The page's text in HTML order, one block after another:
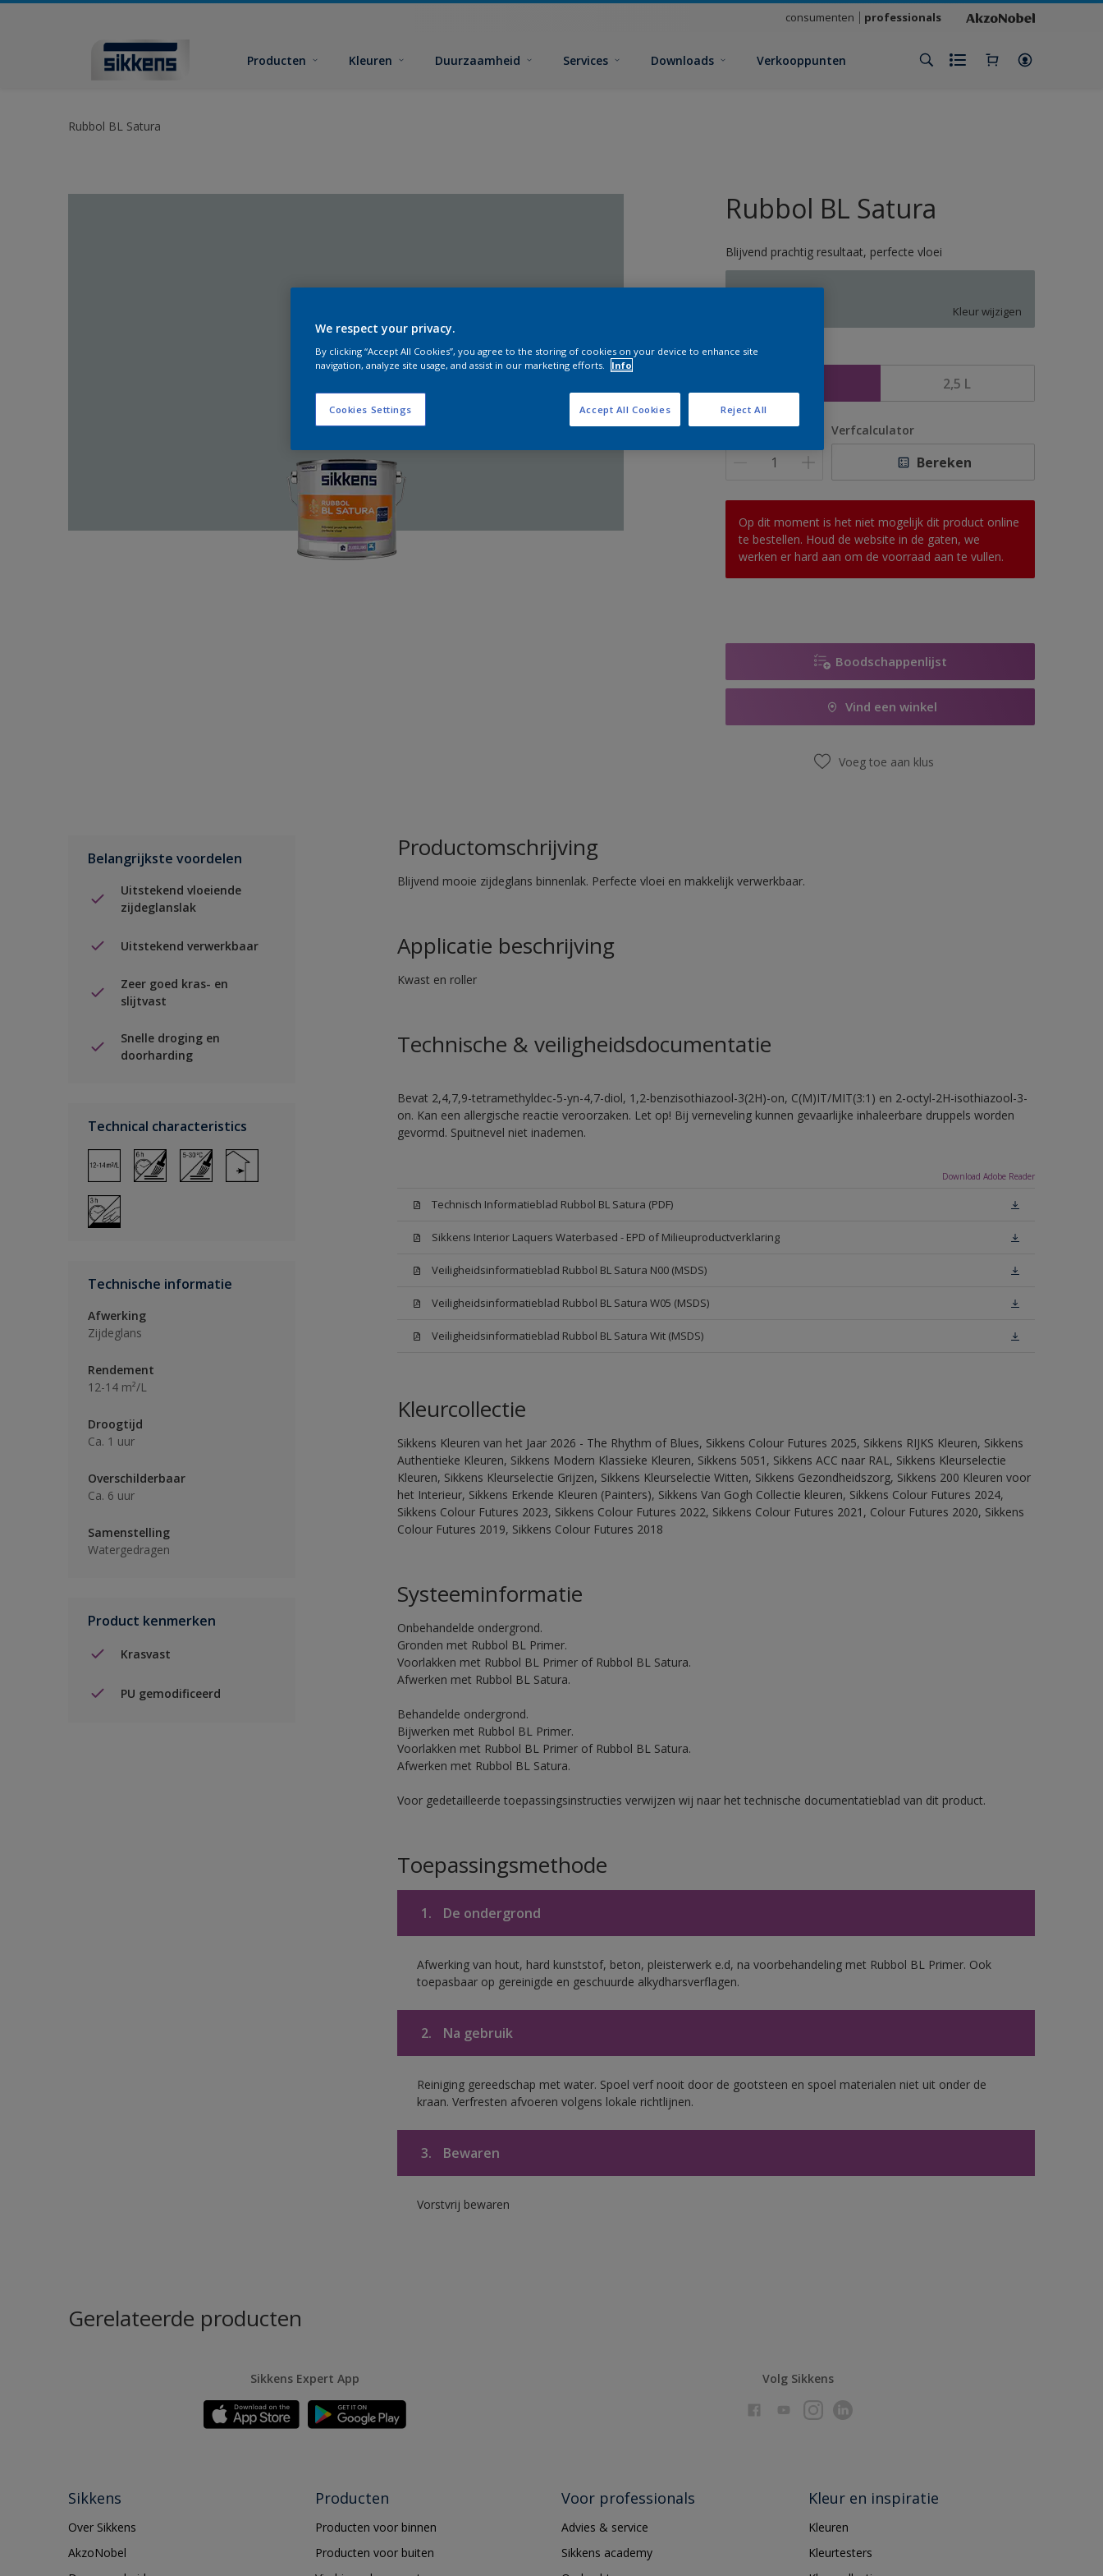
consumenten professionals
Producten Kleuren Duurzaamheid Services Downloads Verkooppunten
Rubbol BL Satura
Rubbol BL Satura
Blijvend prachtig resultaat, perfecte vloei
Q5.04.72
Kleur wijzigen
Grootte
2,5 L
Aantal Verfcalculator
Bereken
Op dit moment is het niet mogelijk dit product online
te bestellen. Houd de website in de gaten, we
werken er hard aan om de voorraad aan te vullen.
Boodschappenlijst
Vind een winkel
Voeg toe aan klus
Belangrijkste voordelen
Uitstekend vloeiende
zijdeglanslak
Uitstekend verwerkbaar
Zeer goed kras- en
slijtvast
Snelle droging en
doorharding
Technical characteristics
Technische informatie
Afwerking
Zijdeglans
Rendement
12-14 m²/L
Droogtijd
Ca. 1 uur
Overschilderbaar
Ca. 6 uur
Samenstelling
Watergedragen
Product kenmerken
Krasvast
PU gemodificeerd
Productomschrijving
Blijvend mooie zijdeglans binnenlak. Perfecte vloei en makkelijk verwerkbaar.
Applicatie beschrijving
Kwast en roller
Technische & veiligheidsdocumentatie
Bevat 2,4,7,9-tetramethyldec-5-yn-4,7-diol, 1,2-benzisothiazool-3(2H)-on, C(M)IT/MIT(3:1) en 2-octyl-2H-isothiazool-3-
on. Kan een allergische reactie veroorzaken. Let op! Bij verneveling kunnen gevaarlijke inhaleerbare druppels worden
gevormd. Spuitnevel niet inademen.
Download Adobe Reader
Technisch Informatieblad Rubbol BL Satura (PDF)
Sikkens Interior Laquers Waterbased - EPD of Milieuproductverklaring
Veiligheidsinformatieblad Rubbol BL Satura N00 (MSDS)
Veiligheidsinformatieblad Rubbol BL Satura W05 (MSDS)
Veiligheidsinformatieblad Rubbol BL Satura Wit (MSDS)
Kleurcollectie
Sikkens Kleuren van het Jaar 2026 - The Rhythm of Blues, Sikkens Colour Futures 2025, Sikkens RIJKS Kleuren, Sikkens
Authentieke Kleuren, Sikkens Modern Klassieke Kleuren, Sikkens 5051, Sikkens ACC naar RAL, Sikkens Kleurselectie
Kleuren, Sikkens Kleurselectie Grijzen, Sikkens Kleurselectie Witten, Sikkens Gezondheidszorg, Sikkens 200 Kleuren voor
het Interieur, Sikkens Erkende Kleuren (Painters), Sikkens Van Gogh Collectie kleuren, Sikkens Colour Futures 2024,
Sikkens Colour Futures 2023, Sikkens Colour Futures 2022, Sikkens Colour Futures 2021, Colour Futures 2020, Sikkens
Colour Futures 2019, Sikkens Colour Futures 2018
Systeeminformatie
Onbehandelde ondergrond.
Gronden met Rubbol BL Primer.
Voorlakken met Rubbol BL Primer of Rubbol BL Satura.
Afwerken met Rubbol BL Satura.
Behandelde ondergrond.
Bijwerken met Rubbol BL Primer.
Voorlakken met Rubbol BL Primer of Rubbol BL Satura.
Afwerken met Rubbol BL Satura.
Voor gedetailleerde toepassingsinstructies verwijzen wij naar het technische documentatieblad van dit product.
Toepassingsmethode
1. De ondergrond
Afwerking van hout, hard kunststof, beton, pleisterwerk e.d, na voorbehandeling met Rubbol BL Primer. Ook
toepasbaar op gereinigde en geschuurde alkydharsverflagen.
2. Na gebruik
Reiniging gereedschap met water. Spoel verf nooit door de gootsteen en spoel materialen niet uit onder de
kraan. Verfresten afvoeren volgens lokale richtlijnen.
3. Bewaren
Vorstvrij bewaren
Gerelateerde producten
Sikkens Expert App Volg Sikkens
Sikkens
Over Sikkens
AkzoNobel
Producten
Producten voor binnen
Producten voor buiten
Voor professionals
Advies & service
Sikkens academy
Kleur en inspiratie
Kleuren
Kleurtesters
We respect your privacy.
By clicking “Accept All Cookies”, you agree to the storing of cookies on your device to enhance site
navigation, analyze site usage, and assist in our marketing efforts.
Info
Cookies Settings Reject All
Accept All Cookies